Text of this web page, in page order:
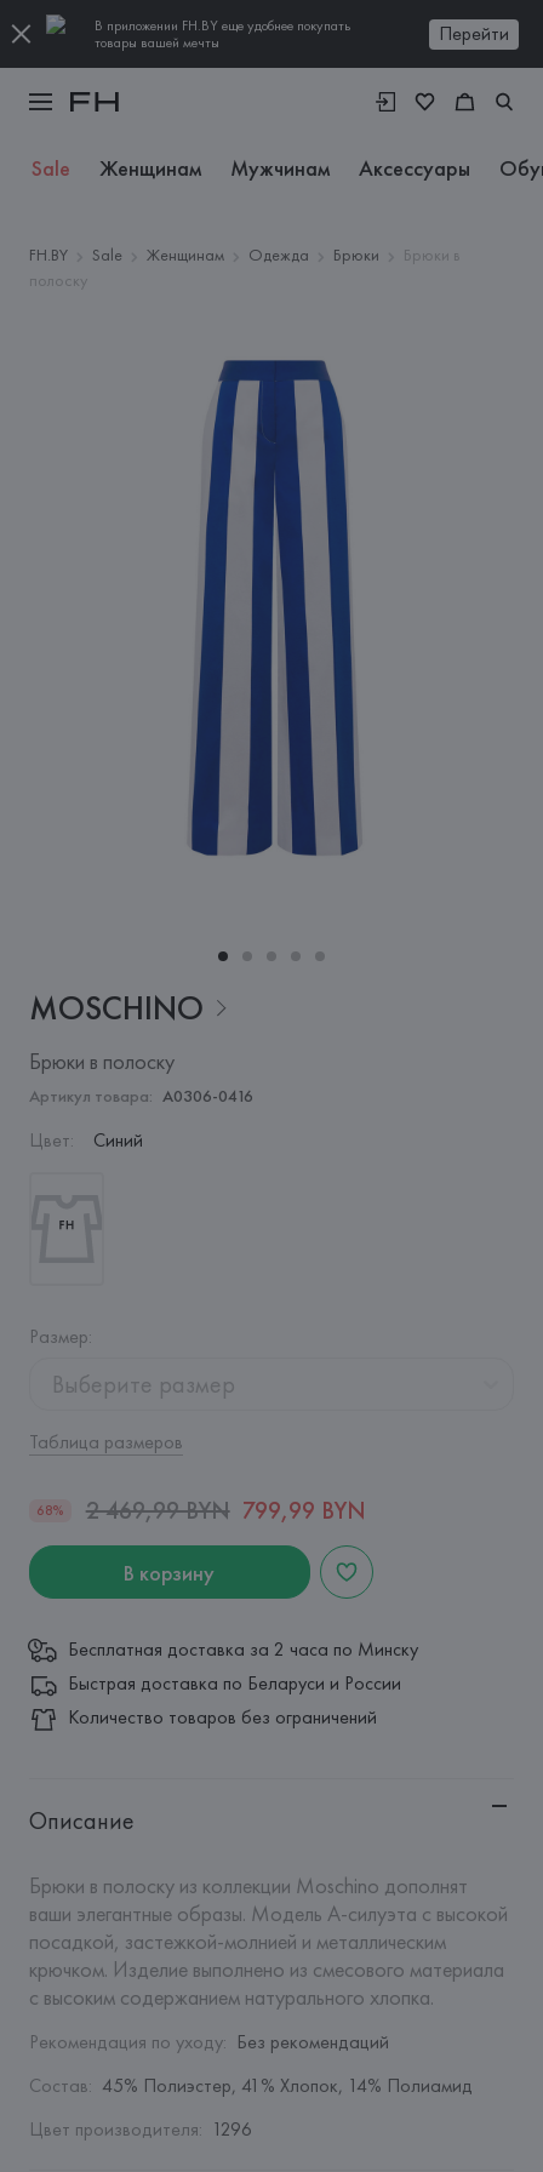
В приложении FH.BY еще удобнее покупать
товары вашей мечты
Перейти
Sale Женщинам Мужчинам Аксессуары
FH.BY Sale Женщинам Одежда Брюки
Брюки в
полоску
MOSCHINO
Брюки в полоску
Артикул товара: A0306-0416
Цвет: Синий
Размер:
Выберите размер
Таблица размеров
68% 2 469,99 BYN 799,99 BYN
В корзину
Бесплатная доставка за 2 часа по Минску
Быстрая доставка по Беларуси и России
Количество товаров без ограничений
Описание
Брюки в полоску из коллекции Moschino дополнят
ваши элегантные образы. Модель А-силуэта с высокой
посадкой, застежкой-молнией и металлическим
крючком. Изделие выполнено из смесового материала
с высоким содержанием натурального хлопка.
Рекомендация по уходу: Без рекомендаций
Состав: 45% Полиэстер, 41% Хлопок, 14% Полиамид
Цвет производителя: 1296